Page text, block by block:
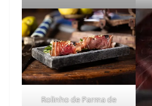
Rolinho de Parma de